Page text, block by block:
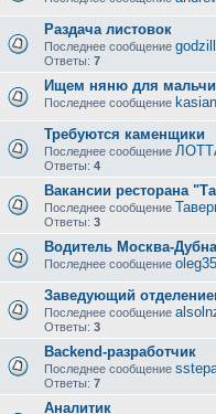
Раздача листовок
Последнее сообщение
Ответы: 7
Ищем няню для
Последнее сообщение
Требуются каменщики
Последнее сообщение
Ответы: 4
Вакансии ресторана
Последнее сообщение
Ответы: 3
Водитель Москва-
Последнее сообщение oleg35
Заведующий
Последнее сообщение
Ответы: 3
Backend-разработчик
Последнее сообщение
Ответы: 7
Аналитик